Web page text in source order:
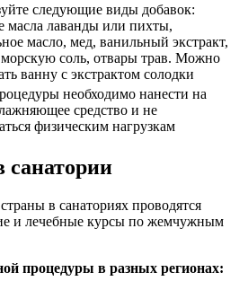
следующие виды добавок:
масла лаванды или пихты,
масло, мед, ванильный экстракт,
соль, отвары трав. Можно
ванну с экстрактом солодки
необходимо нанести на
средство и не
физическим нагрузкам
санатории
в санаториях проводятся
и лечебные курсы по жемчужным
процедуры в разных регионах: